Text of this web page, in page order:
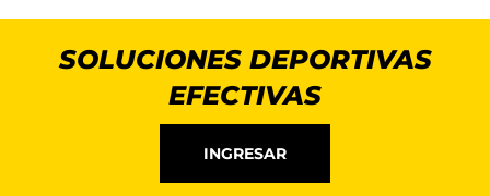
SOLUCIONES DEPORTIVAS
EFECTIVAS
INGRESAR